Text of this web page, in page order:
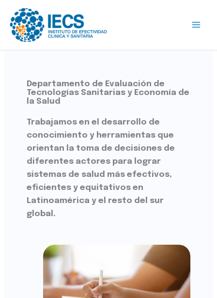
contenido
Departamento de Evaluación de
Tecnologías Sanitarias y Economía de
la Salud
Trabajamos en el desarrollo de
conocimiento y herramientas que
orientan la toma de decisiones de
diferentes actores para lograr
sistemas de salud más efectivos,
eficientes y equitativos en
Latinoamérica y el resto del sur
global.